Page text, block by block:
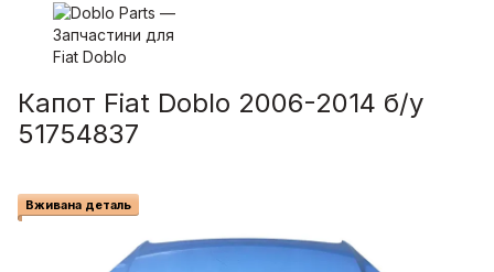
Капот Fiat Doblo 2006-2014 б/у
51754837
Вживана деталь